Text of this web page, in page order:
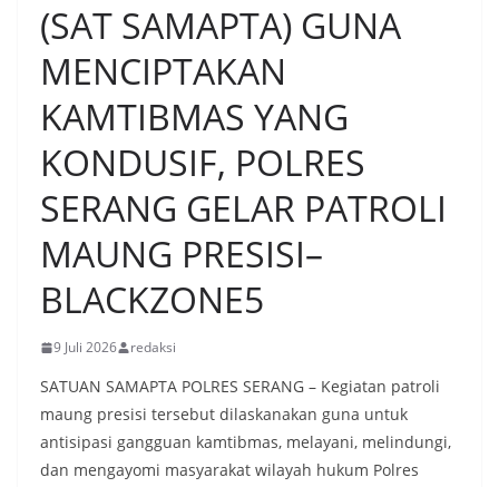
(SAT SAMAPTA) GUNA
MENCIPTAKAN
KAMTIBMAS YANG
KONDUSIF, POLRES
SERANG GELAR PATROLI
MAUNG PRESISI–
BLACKZONE5
9 Juli 2026 redaksi
SATUAN SAMAPTA POLRES SERANG – Kegiatan patroli
maung presisi tersebut dilaskanakan guna untuk
antisipasi gangguan kamtibmas, melayani, melindungi,
dan mengayomi masyarakat wilayah hukum Polres